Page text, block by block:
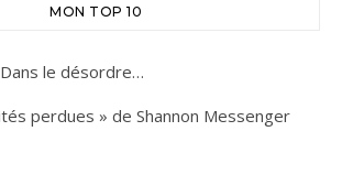
MON TOP 10
le désordre…
perdues » de Shannon Messenger